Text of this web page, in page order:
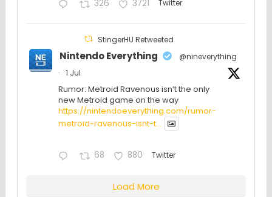
326 3721 Twitter
StingerHU Retweeted
Nintendo Everything
@nineverything
·
1 Jul
Rumor: Metroid Ravenous isn’t the only
new Metroid game on the way
https://nintendoeverything.com/rumor-
metroid-ravenous-isnt-t...
68 880 Twitter
Load More